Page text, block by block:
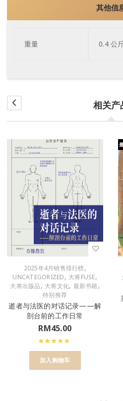
其他信
重量 0.4 公
相关产
2025年4月销售排行榜,
UNCATEGORIZED, 大将FUSE,
大将出版品, 大将文化, 最新书籍,
特别推荐
逝者与法医的对话记录——解
剖台前的工作日常
RM45.00
加入购物车